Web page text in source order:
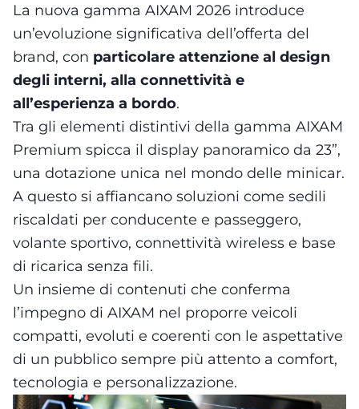
La nuova gamma AIXAM 2026 introduce
un’evoluzione significativa dell’offerta del
brand, con particolare attenzione al design
degli interni, alla connettività e
all’esperienza a bordo.
Tra gli elementi distintivi della gamma AIXAM
Premium spicca il display panoramico da 23”,
una dotazione unica nel mondo delle minicar.
A questo si affiancano soluzioni come sedili
riscaldati per conducente e passeggero,
volante sportivo, connettività wireless e base
di ricarica senza fili.
Un insieme di contenuti che conferma
l’impegno di AIXAM nel proporre veicoli
compatti, evoluti e coerenti con le aspettative
di un pubblico sempre più attento a comfort,
tecnologia e personalizzazione.